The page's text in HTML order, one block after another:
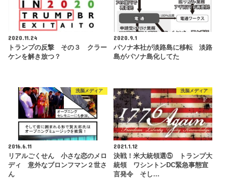
2020.11.24
トランプの反撃 その３ クラー
ケンを解き放つ？
2020.9.1
パソナ本社が淡路島に移転 淡路
島がパソナ島化してた
洗脳メディア
2016.6.11
リアルごくせん 小さな恋のメロ
ディ 意外なブロンフマン２世さ
ん
洗脳メディア
2021.1.12
決戦！米大統領選⑤ トランプ大
統領 ワシントンDC緊急事態宣
言発令 そし…